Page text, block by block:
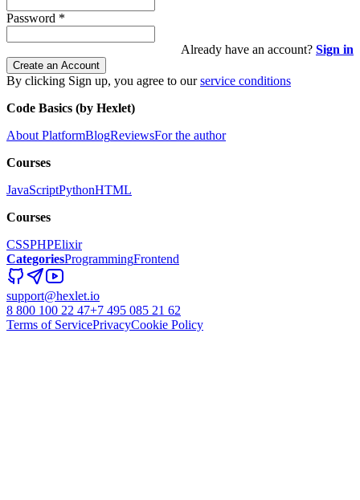
Password *
Already have an account? Sign in
Create an Account
By clicking Sign up, you agree to ourservice conditions
Code Basics (by Hexlet)
About PlatformBlogReviewsFor the author
Courses
JavaScriptPythonHTML
Courses
CSSPHPElixir
CategoriesProgrammingFrontend
support@hexlet.io
8 800 100 22 47+7 495 085 21 62
Terms of ServicePrivacyCookie Policy